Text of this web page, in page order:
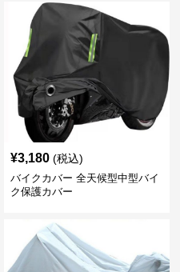
¥3,180 (税込)
バイクカバー 全天候型中型バイ
ク保護カバー